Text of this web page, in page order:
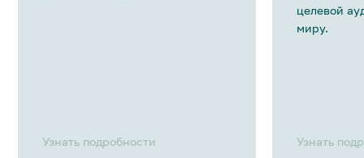
Узнать подробности
целевой
миру.
Узнать